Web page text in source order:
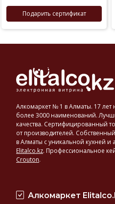
Подарить сертификат
Алкомаркет № 1 в Алматы. 17
более 3000 наименований.
качества. Сертифицированный
от производителей.
в Алматы с уникальной кухней и
Elitalco.kz. Профессиональное
Crouton.
Алкомаркет